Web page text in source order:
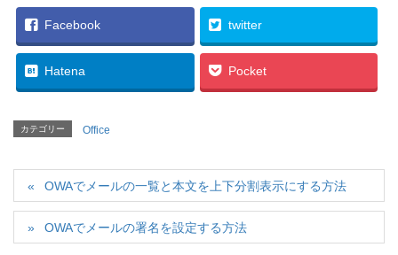
Facebook twitter
Hatena Pocket
カテゴリー Office
OWAでメールの一覧と本文を上下分割表示にする方法
OWAでメールの署名を設定する方法